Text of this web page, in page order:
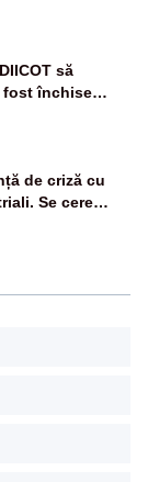
de
să
fost închise
de criză cu
Se cere
în